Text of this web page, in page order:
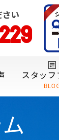
さい
スタッフ